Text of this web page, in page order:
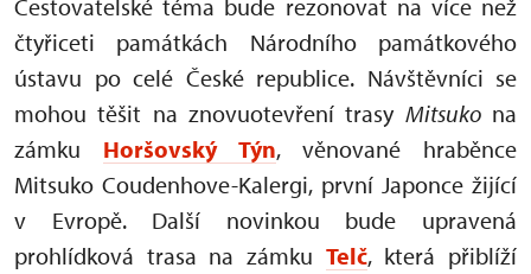
Cestovatelské téma bude rezonovat na více než
čtyřiceti památkách Národního památkového
ústavu po celé České republice. Návštěvníci se
mohou těšit na znovuotevření trasy Mitsukona
zámku Horšovský Týn, věnované hraběnce
Mitsuko Coudenhove-Kalergi, první Japonce žijící
v Evropě. Další novinkou bude upravená
prohlídková trasa na zámku Telč, která přiblíží